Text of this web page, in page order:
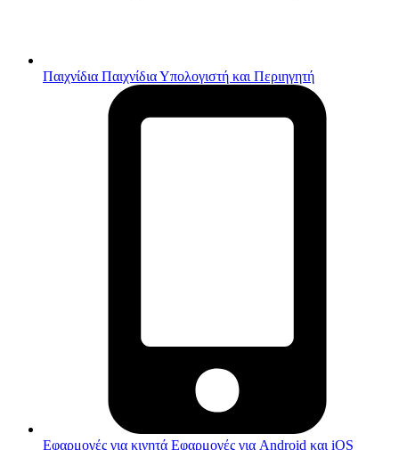
Παιχνίδια Παιχνίδια Υπολογιστή και Περιηγητή
Εφαρμογές για κινητά Εφαρμογές για Android και iOS